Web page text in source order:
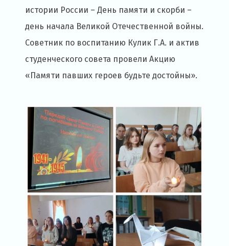
истории России – День памяти и скорби –
день начала Великой Отечественной войны.
Советник по воспитанию Кулик Г.А. и актив
студенческого совета провели Акцию
«Памяти павших героев будьте достойны».